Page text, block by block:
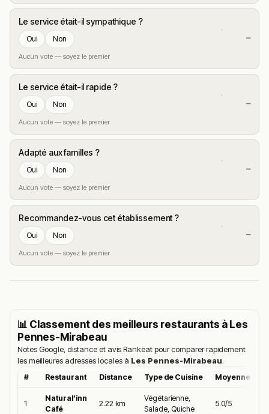
Le service était-il sympathique ?
Oui Non
Aucun vote — soyez le premier
—
Le service était-il rapide ?
Oui Non
Aucun vote — soyez le premier
—
Adapté aux familles ?
Oui Non
Aucun vote — soyez le premier
—
Recommandez-vous cet établissement ?
Oui Non
Aucun vote — soyez le premier
—
📊 Classement des meilleurs restaurants à Les
Pennes-Mirabeau
Notes Google, distance et avis Rankeat pour comparer rapidement
les meilleures adresses locales à Les Pennes-Mirabeau.
# Restaurant Distance Type de Cuisine Moyenne
1
Natural’inn
Café
2.22 km
Végétarienne,
Salade, Quiche
5.0/5